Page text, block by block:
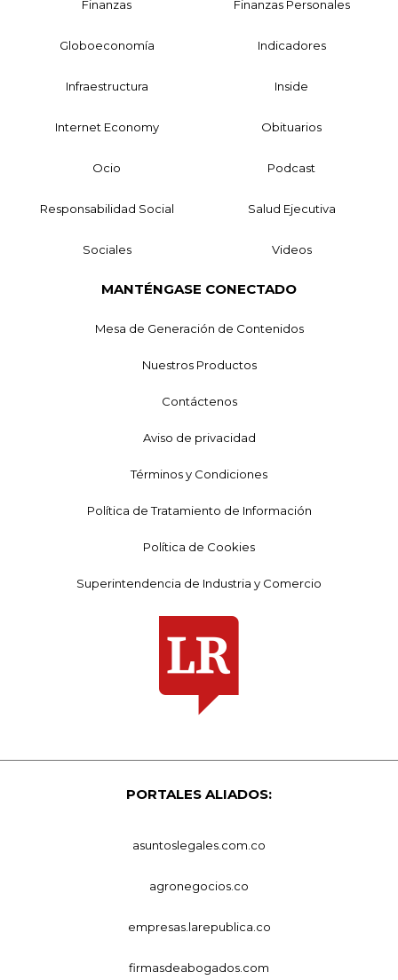
Finanzas Finanzas Personales
Globoeconomía Indicadores
Infraestructura Inside
Internet Economy Obituarios
Ocio Podcast
Responsabilidad Social Salud Ejecutiva
Sociales Videos
MANTÉNGASE CONECTADO
Mesa de Generación de Contenidos
Nuestros Productos
Contáctenos
Aviso de privacidad
Términos y Condiciones
Política de Tratamiento de Información
Política de Cookies
Superintendencia de Industria y Comercio
PORTALES ALIADOS:
asuntoslegales.com.co
agronegocios.co
empresas.larepublica.co
firmasdeabogados.com